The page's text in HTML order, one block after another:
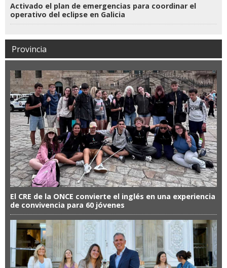
Activado el plan de emergencias para coordinar el
operativo del eclipse en Galicia
Provincia
El CRE de la ONCE convierte el inglés en una experiencia
de convivencia para 60 jóvenes